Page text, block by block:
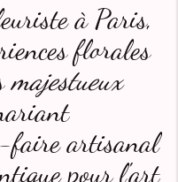
à Paris,
florales
majestueux
faire artisanal
pour l'art